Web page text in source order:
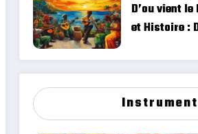
D’ou vient
et Histoire :